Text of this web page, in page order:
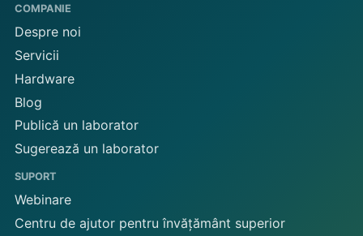
COMPANIE
Despre noi
Servicii
Hardware
Blog
Publică un laborator
Sugerează un laborator
SUPORT
Webinare
Centru de ajutor pentru învățământ superior